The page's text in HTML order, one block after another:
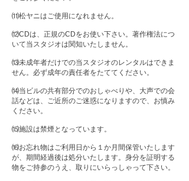
⑾松ヤニはご使用になれません。
⑿CDは、正規のCDをお使い下さい。著作権法につ
いて当スタジオは関知いたしません。
⒀未成年者だけでの当スタジオのレンタルはできま
せん。必ず成年の責任者をたててください。
⒁当ビルの共有部分でのおしゃべりや、大声での会
話などは、ご近所のご迷惑になりますので、お慎み
ください。
⒂施設は禁煙となっています。
⒃お忘れ物はご利用日から１か月間保管いたします
が、期間経過後は処分いたします。身分を証明する
物をご持参のうえ、取りにいらっしゃって下さい。